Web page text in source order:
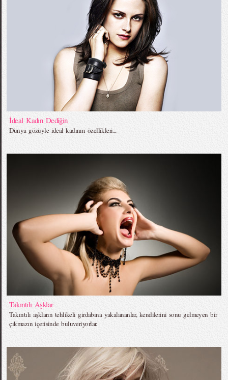
İdeal Kadın Dediğin
Dünya gözüyle ideal kadının özellikleri...
Takıntılı Aşklar
Takıntılı aşkların tehlikeli girdabına yakalananlar, kendilerini sonu gelmeyen bir
çıkmazın içerisinde buluveriyorlar.